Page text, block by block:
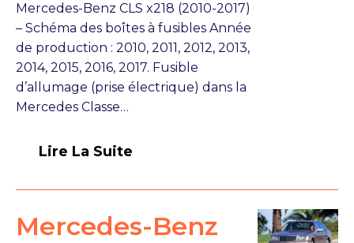
Mercedes-Benz CLS x218 (2010-2017)
– Schéma des boîtes à fusibles Année
de production : 2010, 2011, 2012, 2013,
2014, 2015, 2016, 2017. Fusible
d’allumage (prise électrique) dans la
Mercedes Classe…
Lire La Suite
Mercedes-Benz